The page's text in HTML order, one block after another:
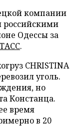
компании
российскими
Одессы за
ТАСС.
CHRISTINA
уголь.
но
Констанца.
время
в 20